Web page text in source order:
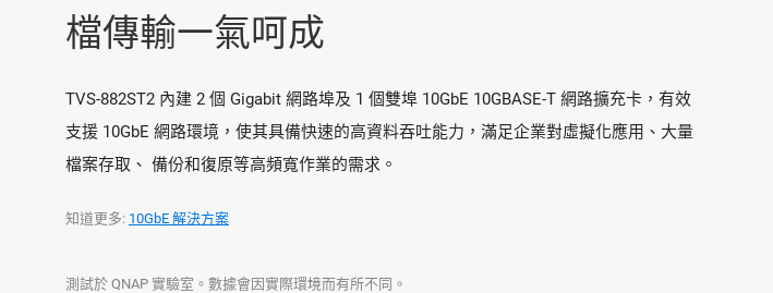
檔傳輸一氣呵成
TVS-882ST2 內建 2 個 Gigabit 網路埠及 1 個雙埠 10GbE 10GBASE-T 網路擴充卡，有效
支援 10GbE 網路環境，使其具備快速的高資料吞吐能力，滿足企業對虛擬化應用、大量
檔案存取、 備份和復原等高頻寬作業的需求。
知道更多: 10GbE 解決方案
測試於 QNAP 實驗室。數據會因實際環境而有所不同。